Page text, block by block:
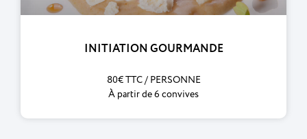
INITIATION GOURMANDE
80€ TTC / PERSONNE
À partir de 6 convives